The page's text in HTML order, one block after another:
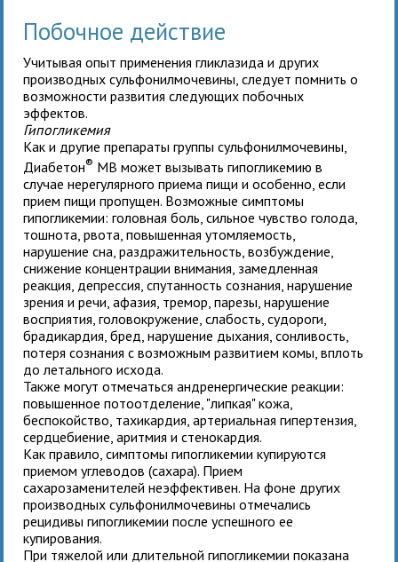
Побочное действие
Учитывая опыт применения гликлазида и других
производных сульфонилмочевины, следует помнить о
возможности развития следующих побочных
эффектов.
Гипогликемия
Как и другие препараты группы сульфонилмочевины,
Диабетон® MB может вызывать гипогликемию в
случае нерегулярного приема пищи и особенно, если
прием пищи пропущен. Возможные симптомы
гипогликемии: головная боль, сильное чувство голода,
тошнота, рвота, повышенная утомляемость,
нарушение сна, раздражительность, возбуждение,
снижение концентрации внимания, замедленная
реакция, депрессия, спутанность сознания, нарушение
зрения и речи, афазия, тремор, парезы, нарушение
восприятия, головокружение, слабость, судороги,
брадикардия, бред, нарушение дыхания, сонливость,
потеря сознания с возможным развитием комы, вплоть
до летального исхода.
Также могут отмечаться андренергические реакции:
повышенное потоотделение, "липкая" кожа,
беспокойство, тахикардия, артериальная гипертензия,
сердцебиение, аритмия и стенокардия.
Как правило, симптомы гипогликемии купируются
приемом углеводов (сахара). Прием
сахарозаменителей неэффективен. На фоне других
производных сульфонилмочевины отмечались
рецидивы гипогликемии после успешного ее
купирования.
При тяжелой или длительной гипогликемии показана